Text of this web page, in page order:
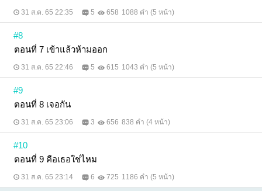
31 ส.ค. 65 22:35 5 658 1088 คำ (5 หน้า)
#8
ตอนที่ 7 เข้าแล้วห้ามออก
31 ส.ค. 65 22:46 5 615 1043 คำ (5 หน้า)
#9
ตอนที่ 8 เจอกัน
31 ส.ค. 65 23:06 3 656 838 คำ (4 หน้า)
#10
ตอนที่ 9 คือเธอใช่ไหม
31 ส.ค. 65 23:14 6 725 1186 คำ (5 หน้า)